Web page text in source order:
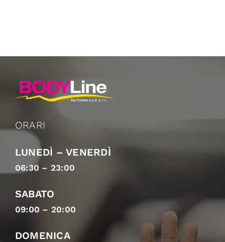
ORARI
LUNEDÌ – VENERDÌ
06:30 – 23:00
SABATO
09:00 – 20:00
DOMENICA